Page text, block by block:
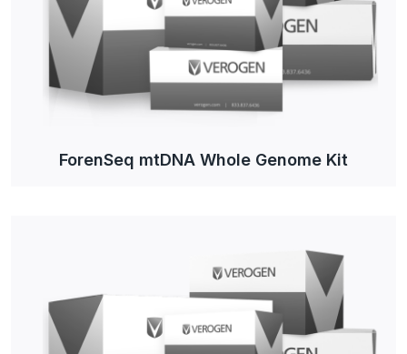
ForenSeq mtDNA Whole Genome Kit